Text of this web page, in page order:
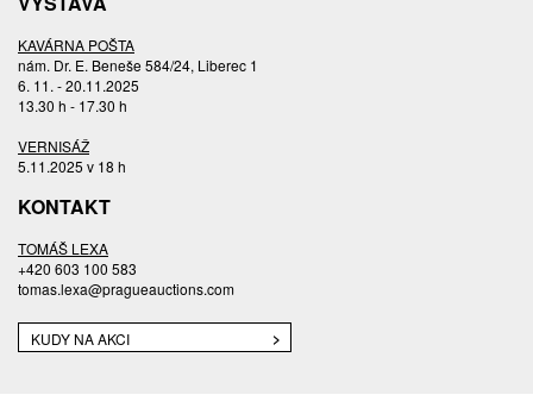
KAVÁRNA POŠTA
nám. Dr. E. Beneše 584/24, Liberec 1
6. 11. - 20.11.2025
13.30 h - 17.30 h
VERNISÁŽ
5.11.2025 v 18 h
KONTAKT
TOMÁŠ LEXA
+420 603 100 583
tomas.lexa@pragueauctions.com
KUDY NA AKCI